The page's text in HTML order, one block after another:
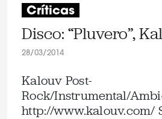
Críticas
Disco: “Pluvero”,
28/03/2014
Kalouv Post-
Rock/Instrumental/
http://www.kalouv.com/